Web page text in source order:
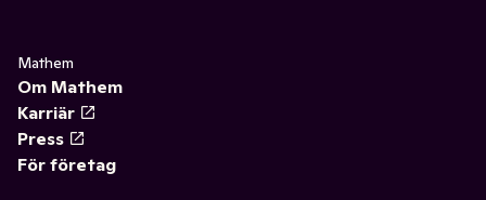
Mathem
Om Mathem
Karriär
Press
För företag